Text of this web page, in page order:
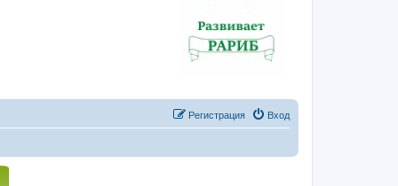
Вход
Регистрация